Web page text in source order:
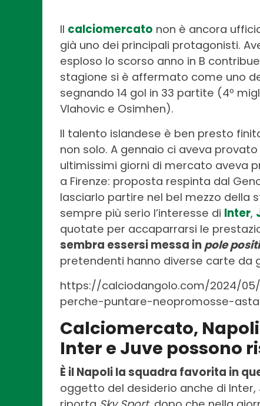
Il calciomercato non è ancora
già uno dei principali protagonisti.
esploso lo scorso anno in B
stagione si è affermato come uno
segnando 14 gol in 33 partite (4º
Vlahovic e Osimhen).
Il talento islandese è ben presto
non solo. A gennaio ci aveva
ultimissimi giorni di mercato aveva
a Firenze: proposta respinta dal
lasciarlo partire nel bel mezzo della
sempre più serio l’interesse di Inter,
quotate per accaparrarsi le
sembra essersi messa in pole
pretendenti hanno diverse carte da
https://calciodangolo.com/2024/
perche-puntare-neopromosse-
Calciomercato,
Inter e Juve possono
È il Napoli la squadra favorita in
oggetto del desiderio anche di Inter,